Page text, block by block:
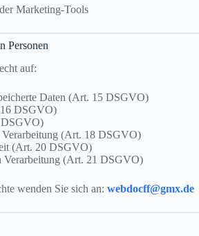
Marketing-Tools
Personen
auf:
Daten (Art. 15 DSGVO)
DSGVO)
Verarbeitung (Art. 18 DSGVO)
(Art. 20 DSGVO)
Verarbeitung (Art. 21 DSGVO)
wenden Sie sich an: webdocff@gmx.de